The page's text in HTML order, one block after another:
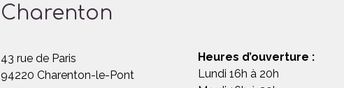
Charenton
43 rue de Paris
94220 Charenton-le-Pont
Heures d’ouverture :
Lundi 16h à 20h